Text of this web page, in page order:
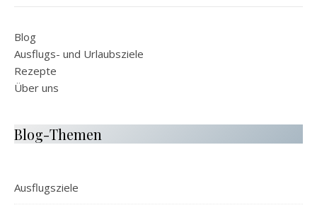
Blog
Ausflugs- und Urlaubsziele
Rezepte
Über uns
Blog-Themen
Ausflugsziele